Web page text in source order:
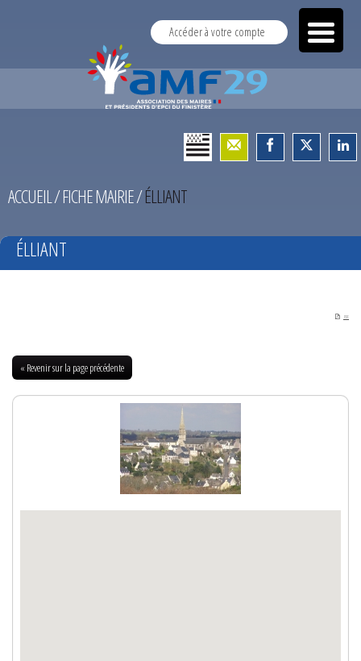
Accéder à votre compte
ACCUEIL/FICHE MAIRIE/ÉLLIANT
ÉLLIANT
PDF
« Revenir sur la page précédente